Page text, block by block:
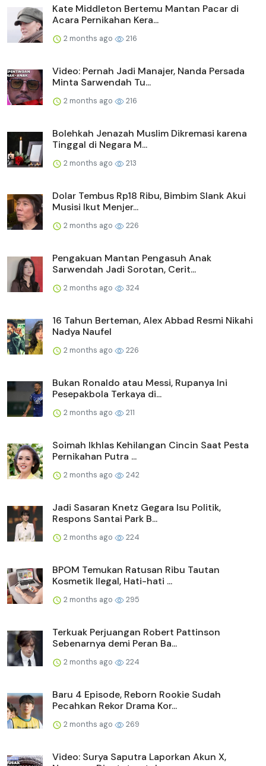
Kate Middleton Bertemu Mantan Pacar di
Acara Pernikahan Kera...
2 months ago 216
Video: Pernah Jadi Manajer, Nanda Persada
Minta Sarwendah Tu...
2 months ago 216
Bolehkah Jenazah Muslim Dikremasi karena
Tinggal di Negara M...
2 months ago 213
Dolar Tembus Rp18 Ribu, Bimbim Slank Akui
Musisi Ikut Menjer...
2 months ago 226
Pengakuan Mantan Pengasuh Anak
Sarwendah Jadi Sorotan, Cerit...
2 months ago 324
16 Tahun Berteman, Alex Abbad Resmi Nikahi
Nadya Naufel
2 months ago 226
Bukan Ronaldo atau Messi, Rupanya Ini
Pesepakbola Terkaya di...
2 months ago 211
Soimah Ikhlas Kehilangan Cincin Saat Pesta
Pernikahan Putra ...
2 months ago 242
Jadi Sasaran Knetz Gegara Isu Politik,
Respons Santai Park B...
2 months ago 224
BPOM Temukan Ratusan Ribu Tautan
Kosmetik Ilegal, Hati-hati ...
2 months ago 295
Terkuak Perjuangan Robert Pattinson
Sebenarnya demi Peran Ba...
2 months ago 224
Baru 4 Episode, Reborn Rookie Sudah
Pecahkan Rekor Drama Kor...
2 months ago 269
Video: Surya Saputra Laporkan Akun X,